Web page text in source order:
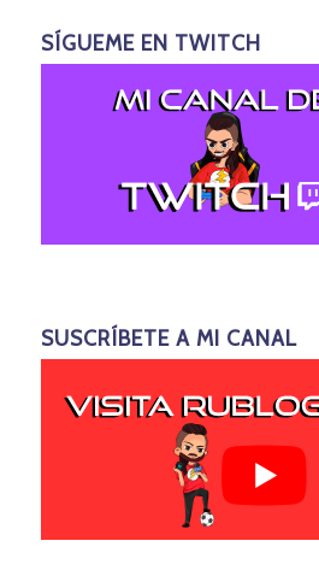
SÍGUEME EN TWITCH
SUSCRÍBETE A MI CANAL